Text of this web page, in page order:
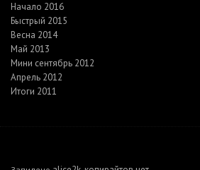
Начало 2016
Быстрый 2015
Весна 2014
Май 2013
Мини сентябрь 2012
Апрель 2012
Итоги 2011